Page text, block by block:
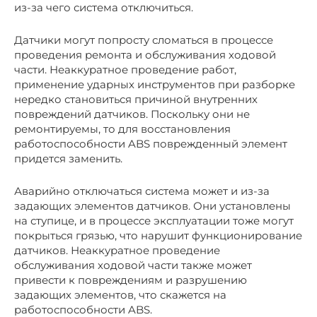
из-за чего система отключиться.
Датчики могут попросту сломаться в процессе
проведения ремонта и обслуживания ходовой
части. Неаккуратное проведение работ,
применение ударных инструментов при разборке
нередко становиться причиной внутренних
повреждений датчиков. Поскольку они не
ремонтируемы, то для восстановления
работоспособности ABS поврежденный элемент
придется заменить.
Аварийно отключаться система может и из-за
задающих элементов датчиков. Они установлены
на ступице, и в процессе эксплуатации тоже могут
покрыться грязью, что нарушит функционирование
датчиков. Неаккуратное проведение
обслуживания ходовой части также может
привести к повреждениям и разрушению
задающих элементов, что скажется на
работоспособности ABS.